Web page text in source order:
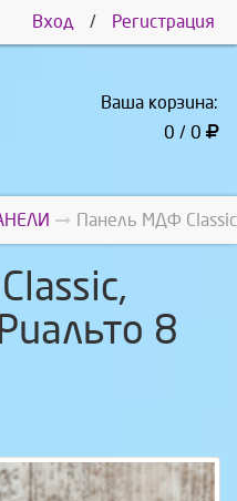
Вход / Регистрация
Ваша корзина:
0 / 0
Панель МДФ
8